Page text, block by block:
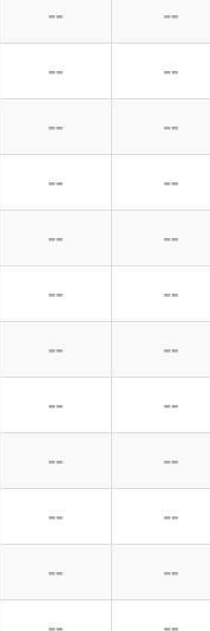
-- --
-- --
-- --
-- --
-- --
-- --
-- --
-- --
-- --
-- --
-- --